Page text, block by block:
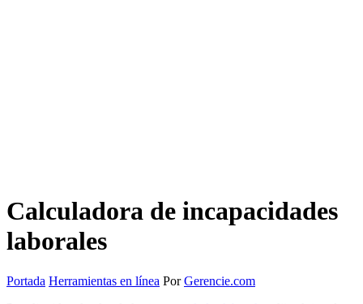
Calculadora de incapacidades
laborales
Portada Herramientas en línea PorGerencie.com